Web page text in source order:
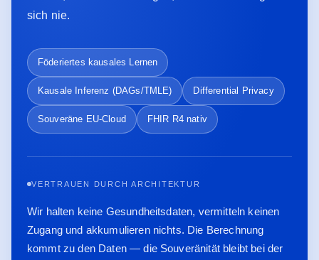
sich nie.
Föderiertes kausales Lernen
Kausale Inferenz (DAGs/TMLE) Differential Privacy
Souveräne EU-Cloud FHIR R4 nativ
VERTRAUEN DURCH ARCHITEKTUR
Wir halten keine Gesundheitsdaten, vermitteln keinen
Zugang und akkumulieren nichts. Die Berechnung
kommt zu den Daten — die Souveränität bleibt bei der